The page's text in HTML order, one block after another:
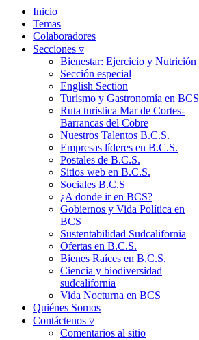
Inicio
Temas
Colaboradores
Secciones ▿
Bienestar: Ejercicio y Nutrición
Sección especial
English Section
Turismo y Gastronomía en BCS
Ruta turistica Mar de Cortes-
Barrancas del Cobre
Nuestros Talentos B.C.S.
Empresas líderes en B.C.S.
Postales de B.C.S.
Sitios web en B.C.S.
Sociales B.C.S
¿A donde ir en BCS?
Gobiernos y Vida Política en
BCS
Sustentabilidad Sudcalifornia
Ofertas en B.C.S.
Bienes Raíces en B.C.S.
Ciencia y biodiversidad
sudcalifornia
Vida Nocturna en BCS
Quiénes Somos
Contáctenos ▿
Comentarios al sitio